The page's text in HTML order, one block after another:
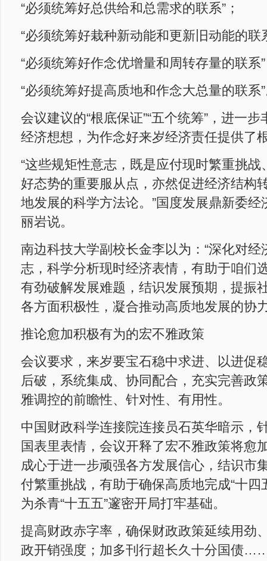
“必须统筹好总供给和总需求的联系”；
“必须统筹好栽种新动能和更新旧动能的联
“必须统筹好作念优增量和周转存量的联系
“必须统筹好提高质地和作念大总量的联系
会议建议的“根底保证”“五个统筹”，进一
经济想想，为作念好来岁经济责任提供了
“这些规矩性意志，既是应付现时繁重挑战
好态势的重要服从点，亦然促进经济结构
地发展的科学方法论。”国度发展鼎新委经
丽岩说。
南边科技大学副校长金李以为：“深化对经
志，科学分析现时经济表情，有助于咱们
有劲破解发展难题，结识发展预期，提振
各方面积极性，凝合推动高质地发展的协
推论愈加积极有为的宏不雅政策
会议要求，来岁要宝石稳中求进、以进促
后破，系统集成、协同配合，充实完善政
雅调控的前瞻性、针对性、有用性。
中国财政科学连接院连接员石英华暗示，
国表里表情，会议开释了宏不雅政策将愈
成心于进一步顽强各方发展信心，结识市
付繁重挑战，有助于确保高质地完成“十四
为杀青“十五五”邃密开局打牢基础。
提高财政赤字率，确保财政政策延续用劲
政开销强度；加多刊行超长久十分国债